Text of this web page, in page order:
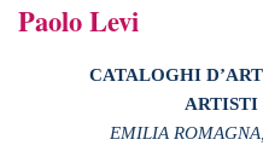
Paolo Levi
CATALOGHI
ARTISTI
EMILIA